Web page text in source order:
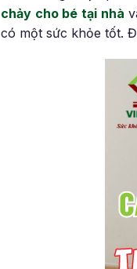
chảy cho bé tại nhà
có một sức khỏe tốt.